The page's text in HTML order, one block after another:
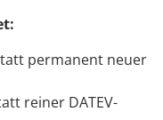
permanent neuer
reiner DATEV-